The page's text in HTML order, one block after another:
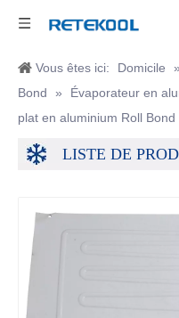
Vous êtes ici: Domicile »
Bond
» Évaporateur en
plat en aluminium Roll Bond
LISTE DE